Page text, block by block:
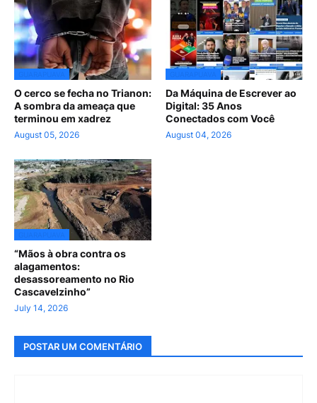
O cerco se fecha no Trianon:
A sombra da ameaça que
terminou em xadrez
August 05, 2026
Da Máquina de Escrever ao
Digital: 35 Anos
Conectados com Você
August 04, 2026
“Mãos à obra contra os
alagamentos:
desassoreamento no Rio
Cascavelzinho”
July 14, 2026
POSTAR UM COMENTÁRIO